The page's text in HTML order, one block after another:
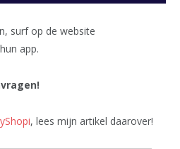
surf op de website
app.
, lees mijn artikel daarover!